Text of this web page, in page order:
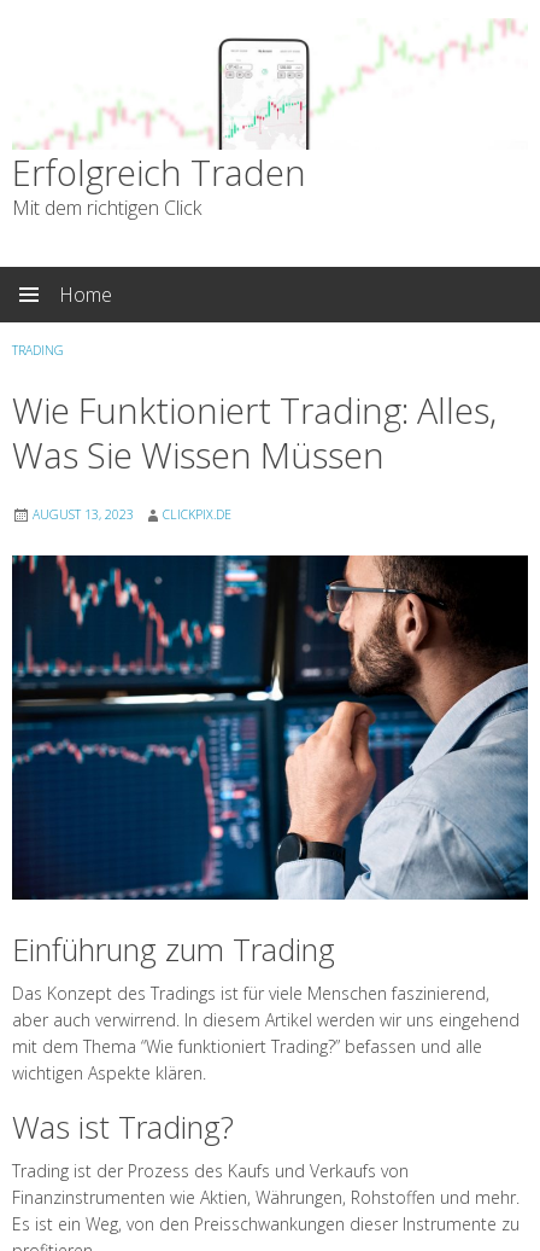
Erfolgreich Traden
Mit dem richtigen Click
Home
TRADING
Wie Funktioniert Trading: Alles,
Was Sie Wissen Müssen
AUGUST 13, 2023 CLICKPIX.DE
Einführung zum Trading
Das Konzept des Tradings ist für viele Menschen faszinierend,
aber auch verwirrend. In diesem Artikel werden wir uns eingehend
mit dem Thema “Wie funktioniert Trading?” befassen und alle
wichtigen Aspekte klären.
Was ist Trading?
Trading ist der Prozess des Kaufs und Verkaufs von
Finanzinstrumenten wie Aktien, Währungen, Rohstoffen und mehr.
Es ist ein Weg, von den Preisschwankungen dieser Instrumente zu